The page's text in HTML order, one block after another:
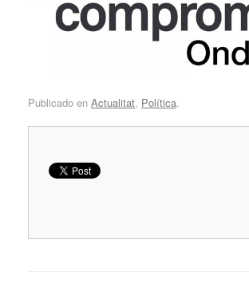
Publicado en Actualitat, Política.